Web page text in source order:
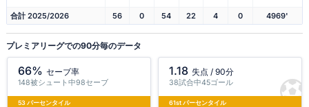
合計 2025/2026 56 0 54 22 4 0 4969'
プレミアリーグでの90分毎のデータ
66% セーブ率
148被シュート中98セーブ
53 パーセンタイル
1.18 失点 / 90分
38試合中45ゴール
61st パーセンタイル